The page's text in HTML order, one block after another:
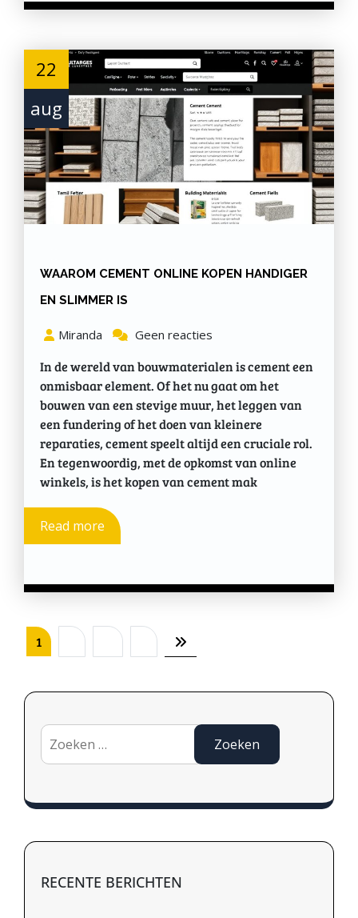
22
aug
WAAROM CEMENT ONLINE KOPEN HANDIGER
EN SLIMMER IS
Miranda Geen reacties
In de wereld van bouwmaterialen is cement een
onmisbaar element. Of het nu gaat om het
bouwen van een stevige muur, het leggen van
een fundering of het doen van kleinere
reparaties, cement speelt altijd een cruciale rol.
En tegenwoordig, met de opkomst van online
winkels, is het kopen van cement mak
Read more
Berichten
1
Zoeken
naar:
RECENTE BERICHTEN